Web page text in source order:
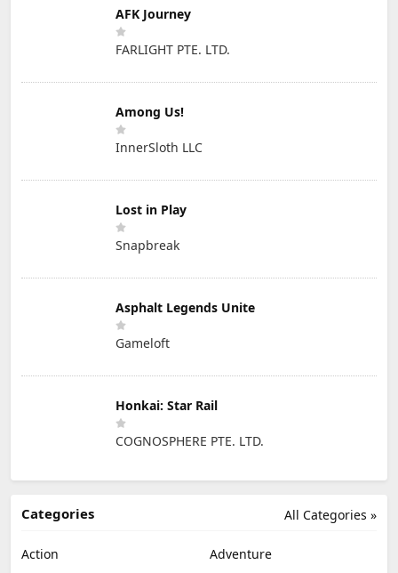
AFK Journey
FARLIGHT PTE. LTD.
Among Us!
InnerSloth LLC
Lost in Play
Snapbreak
Asphalt Legends Unite
Gameloft
Honkai: Star Rail
COGNOSPHERE PTE. LTD.
All Categories »
Categories
Action
Adventure